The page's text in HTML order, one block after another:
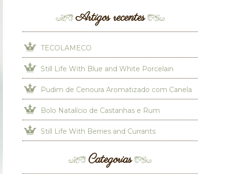
Artigos recentes
TECOLAMECO
Still Life With Blue and White Porcelain
Pudim de Cenoura Aromatizado com Canela
Bolo Natalício de Castanhas e Rum
Still Life With Berries and Currants
Categorias